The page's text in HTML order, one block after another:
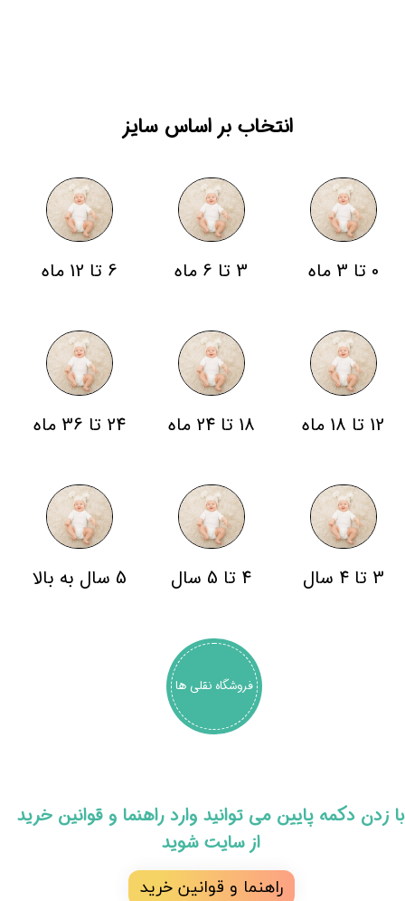
0 تا 3 ماه 3 تا 6 ماه 6 تا 12 ماه
12 تا 18 ماه 18 تا 24 ماه 24 تا 36 ماه
3 تا 4 سال 4 تا 5 سال 5 سال به بالا
انتخاب بر اساس سایز
فروشگاه نقلی ها
​​با زدن دکمه پایین می توانید وارد راهنما و قوانین خرید
از سایت شوید
راهنما و قوانین خرید